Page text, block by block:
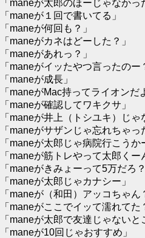
「maneが太郎のほーじゃなかっ
「maneが１回で書いてる」
「maneが何回も？」
「maneがカネはどーした？」
「maneがあれっ？」
「maneがイッたやつ言ったのー
「maneが成長」
「maneがMac持ってライオンだ
「maneが確認してワキクサ」
「maneが井上（トシユキ）じゃ
「maneがサザンじゃ忘れちゃっ
「maneが太郎じゃ病院行こうか
「maneが筋トレやって太郎くー
「maneがきみょーって5万だろ？
「maneが太郎じゃカナシー」
「maneが（和田）アッコちゃん
「maneがここでイッて濡れてた
「maneが太郎で友達じゃないと
「maneが10回じゃおすすめ」